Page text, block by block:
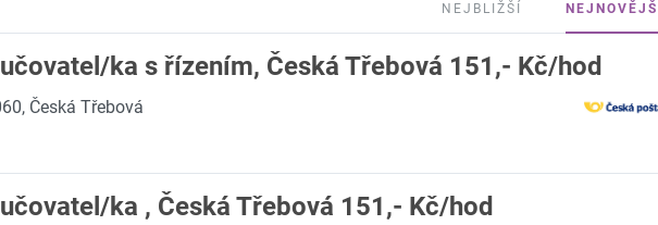
NEJBLIŽŠÍ NEJNOVĚJŠÍ
ka s řízením, Česká Třebová 151,- Kč/hod
Česká Třebová
ka , Česká Třebová 151,- Kč/hod